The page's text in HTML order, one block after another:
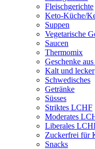
Fleischgerichte
Keto-Küche/
Suppen
Vegetarische
Saucen
Thermomix
Geschenke
Kalt und lecker
Schwedisches
Getränke
Süsses
Striktes LCHF
Moderates
Liberales
Zuckerfrei für
Snacks